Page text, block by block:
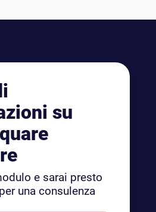
su
e sarai presto
una consulenza